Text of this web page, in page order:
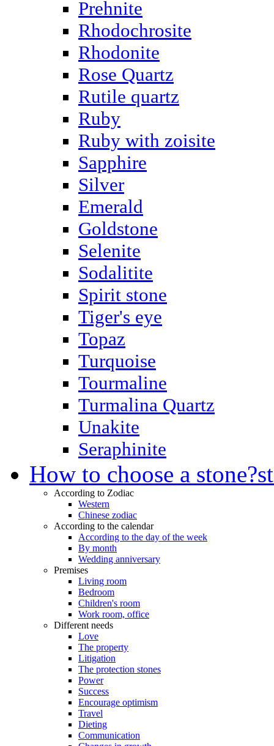
Prehnite
Rhodochrosite
Rhodonite
Rose Quartz
Rutile quartz
Ruby
Ruby with zoisite
Sapphire
Silver
Emerald
Goldstone
Selenite
Sodalitite
Spirit stone
Tiger's eye
Topaz
Turquoise
Tourmaline
Turmalina Quartz
Unakite
Seraphinite
How to choose a stone?
According to Zodiac
Western
Chinese zodiac
According to the calendar
According to the day of the week
By month
Wedding anniversary
Premises
Living room
Bedroom
Children's room
Work room, office
Different needs
Love
The property
Litigation
The protection stones
Power
Success
Encourage optimism
Travel
Dieting
Communication